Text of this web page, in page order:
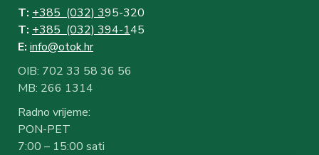
T: +385 (032) 395-320
T: +385 (032) 394-145
E: info@otok.hr
OIB: 702 33 58 36 56
MB: 266 1314
Radno vrijeme:
PON-PET
7:00 – 15:00 sati